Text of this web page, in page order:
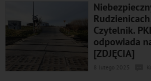
Czytelnik.
odpowiada
[ZDJĘCIA]
8 lutego 2025